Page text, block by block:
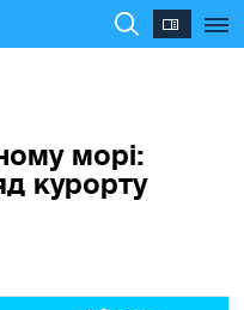
морі:
курорту